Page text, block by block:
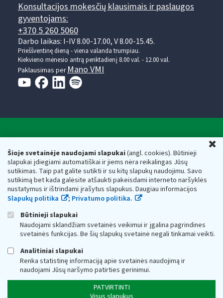
Šioje svetainėje naudojami slapukai(angl. cookies). Būtinieji
slapukai įdiegiami automatiškai ir jiems nėra reikalingas Jūsų
sutikimas. Taip pat galite sutikti ir su kitų slapukų naudojimu. Savo
sutikimą bet kada galėsite atšaukti pakeisdami interneto naršyklės
nustatymus ir ištrindami įrašytus slapukus. Daugiau informacijos
Slapukų politika
; Privatumo politika.
Būtinieji slapukai
Naudojami sklandžiam svetainės veikimui ir įgalina pagrindines
svetainės funkcijas. Be šių slapukų svetainė negali tinkamai veikti.
Analitiniai slapukai
Renka statistinę informaciją apie svetainės naudojimą ir
naudojami Jūsų naršymo patirties gerinimui.
PATVIRTINTI
Konsultacijos mokesčių klausimais ir paslaugos
gyventojams:
+370 5 260 5060
Darbo laikas: I-IV 8.00-17.00, V 8.00-15.45.
Prieššventinę dieną - viena valanda trumpiau.
Kiekvieno mėnesio antrą penktadienį 8.00 val. - 12.00 val.
Paklausimas perMano VMI
Valstybinė mokesčių inspekcija prie Lietuvos
Respublikos finansų ministerijos
Biudžetinė įstaiga. Juridinio asmens kodas — 188659752,
adresas: Vasario 16-osios g. 14, 01107 Vilnius, Lietuva, el.paštas:
vmi@vmi.lt , E. pristatymo dėžutės adresas 188659752
Duomenys apie Valstybinę mokesčių inspekciją prie Lietuvos
Respublikos finansų ministerijos kaupiami ir saugomi Juridinių